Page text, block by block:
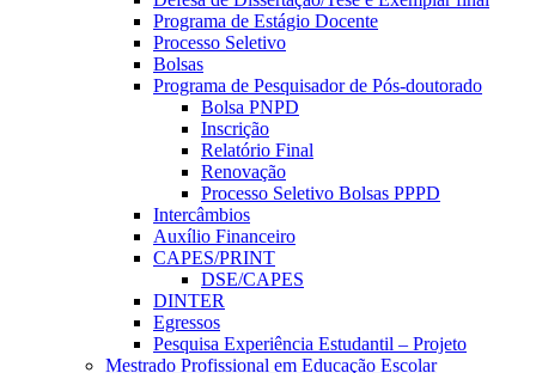
Programa de Estágio Docente
Processo Seletivo
Bolsas
Programa de Pesquisador de Pós-doutorado
Bolsa PNPD
Inscrição
Relatório Final
Renovação
Processo Seletivo Bolsas PPPD
Intercâmbios
Auxílio Financeiro
CAPES/PRINT
DSE/CAPES
DINTER
Egressos
Pesquisa Experiência Estudantil – Projeto
Mestrado Profissional em Educação Escolar